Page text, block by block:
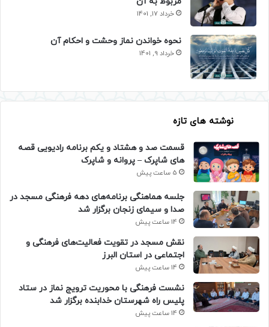
خرداد 17, 1401
نحوه خواندن نماز وحشت و احکام آن
خرداد 9, 1401
نوشته های تازه
قسمت صد و هشتاد و یکم برنامه رادیویی قصه
های شاپرک – پروانه و شاپرک
5 ساعت پیش
جلسه هماهنگی برنامه‌های دهه فرهنگی مسجد در
صدا و سیمای زنجان برگزار شد
14 ساعت پیش
نقش مسجد در تقویت فعالیت‌های فرهنگی و
اجتماعی در استان البرز
14 ساعت پیش
نشست فرهنگی با محوریت ترویج نماز در ستاد
پلیس راه شهرستان خدابنده برگزار شد
14 ساعت پیش